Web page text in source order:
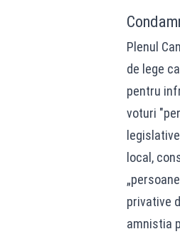
Plenul
de lege
pentru
voturi
local,
privative
amnistia